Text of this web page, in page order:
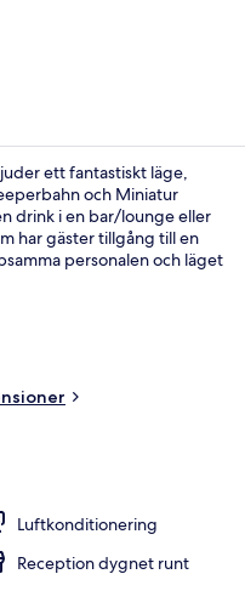
ett fantastiskt läge,
och Miniatur
drink i en bar/lounge eller
har gäster tillgång till en
personalen och läget
att gå och till
Luftkonditionering
Reception dygnet runt